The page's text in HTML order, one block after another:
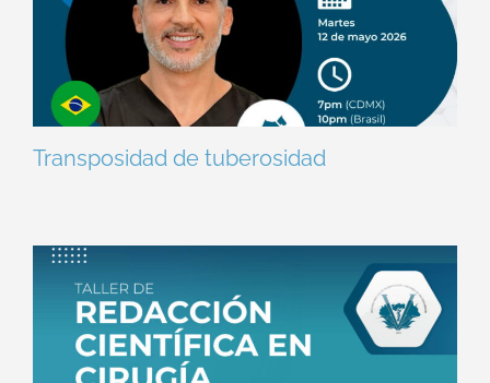
Transposidad de tuberosidad